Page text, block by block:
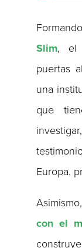
Slim, el
puertas
una
que
Europa,
con el